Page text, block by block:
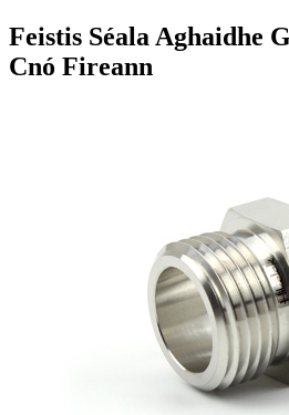
Feistis Séala Aghaidhe
Cnó Fireann